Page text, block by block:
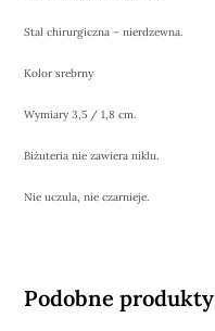
Stal chirurgiczna – nierdzewna.
Kolor srebrny
Wymiary 3,5 / 1,8 cm.
Biżuteria nie zawiera niklu.
Nie uczula, nie czarnieje.
Podobne produkty